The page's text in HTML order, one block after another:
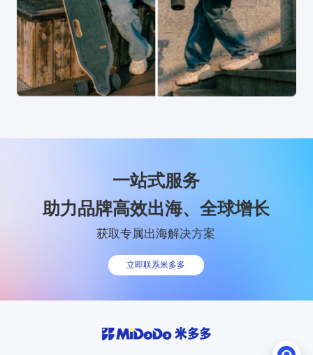
一站式服务
助力品牌高效出海、全球增长
获取专属出海解决方案
立即联系米多多